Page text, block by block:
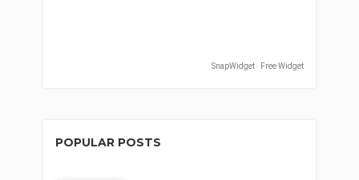
SnapWidget · Free Widget
POPULAR POSTS